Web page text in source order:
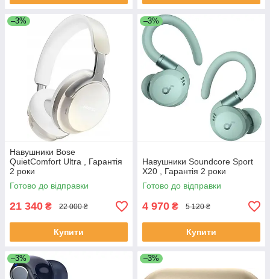
–3%
Навушники Bose
QuietComfort Ultra , Гарантія
2 роки
Готово до відправки
21 340 ₴ 22 000 ₴
Купити
–3%
Навушники Soundcore Sport
X20 , Гарантія 2 роки
Готово до відправки
4 970 ₴ 5 120 ₴
Купити
–3% –3%